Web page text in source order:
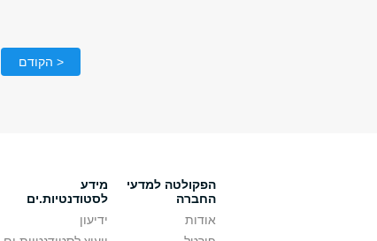
< הקודם
הפקולטה למדעי
החברה
אודות
מידע
לסטודנטיות.ים
ידיעון